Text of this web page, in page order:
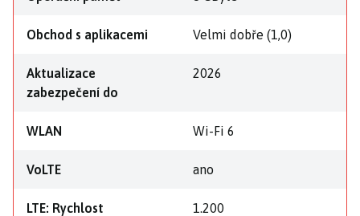
Obchod s aplikacemi Velmi dobře (1,0)
Aktualizace
zabezpečení do
2026
WLAN Wi-Fi 6
VoLTE ano
LTE: Rychlost 1.200